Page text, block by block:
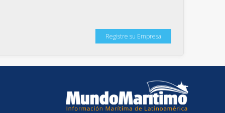
Registre su Empresa